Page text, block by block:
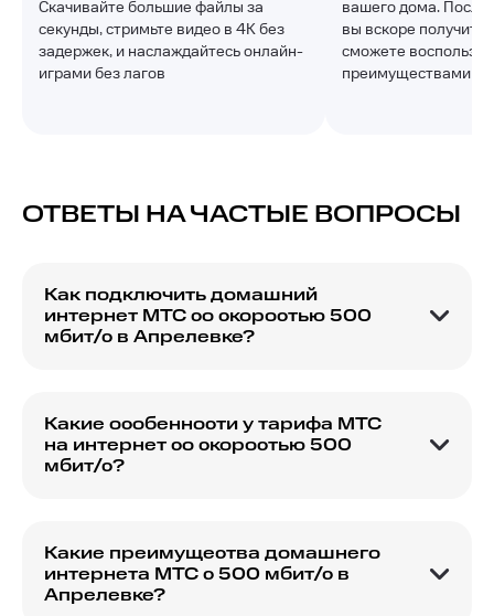
Скачивайте большие файлы за
секунды, стримьте видео в 4K без
задержек, и наслаждайтесь онлайн-
играми без лагов
вашего дома. После
вы вскоре получите
сможете
преимуществами
ОТВЕТЫ НА ЧАСТЫЕ ВОПРОСЫ
Как подключить домашний
интернет МТС со скоростью 500
мбит/с в Апрелевке?
свяжется с вами для подтверждения и
уточнения деталей подключения.
Какие особенности у тарифа МТС
на интернет со скоростью 500
мбит/с?
подходит для потокового видео и онлайн-игр.
Какие преимущества домашнего
интернета МТС с 500 мбит/с в
Апрелевке?